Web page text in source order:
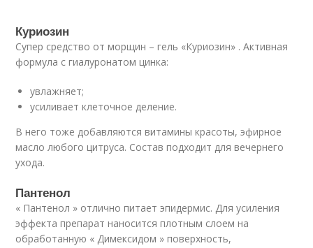
Куриозин
Супер средство от морщин – гель «Куриозин» . Активная
формула с гиалуронатом цинка:
увлажняет;
усиливает клеточное деление.
В него тоже добавляются витамины красоты, эфирное
масло любого цитруса. Состав подходит для вечернего
ухода.
Пантенол
« Пантенол » отлично питает эпидермис. Для усиления
эффекта препарат наносится плотным слоем на
обработанную « Димексидом » поверхность,